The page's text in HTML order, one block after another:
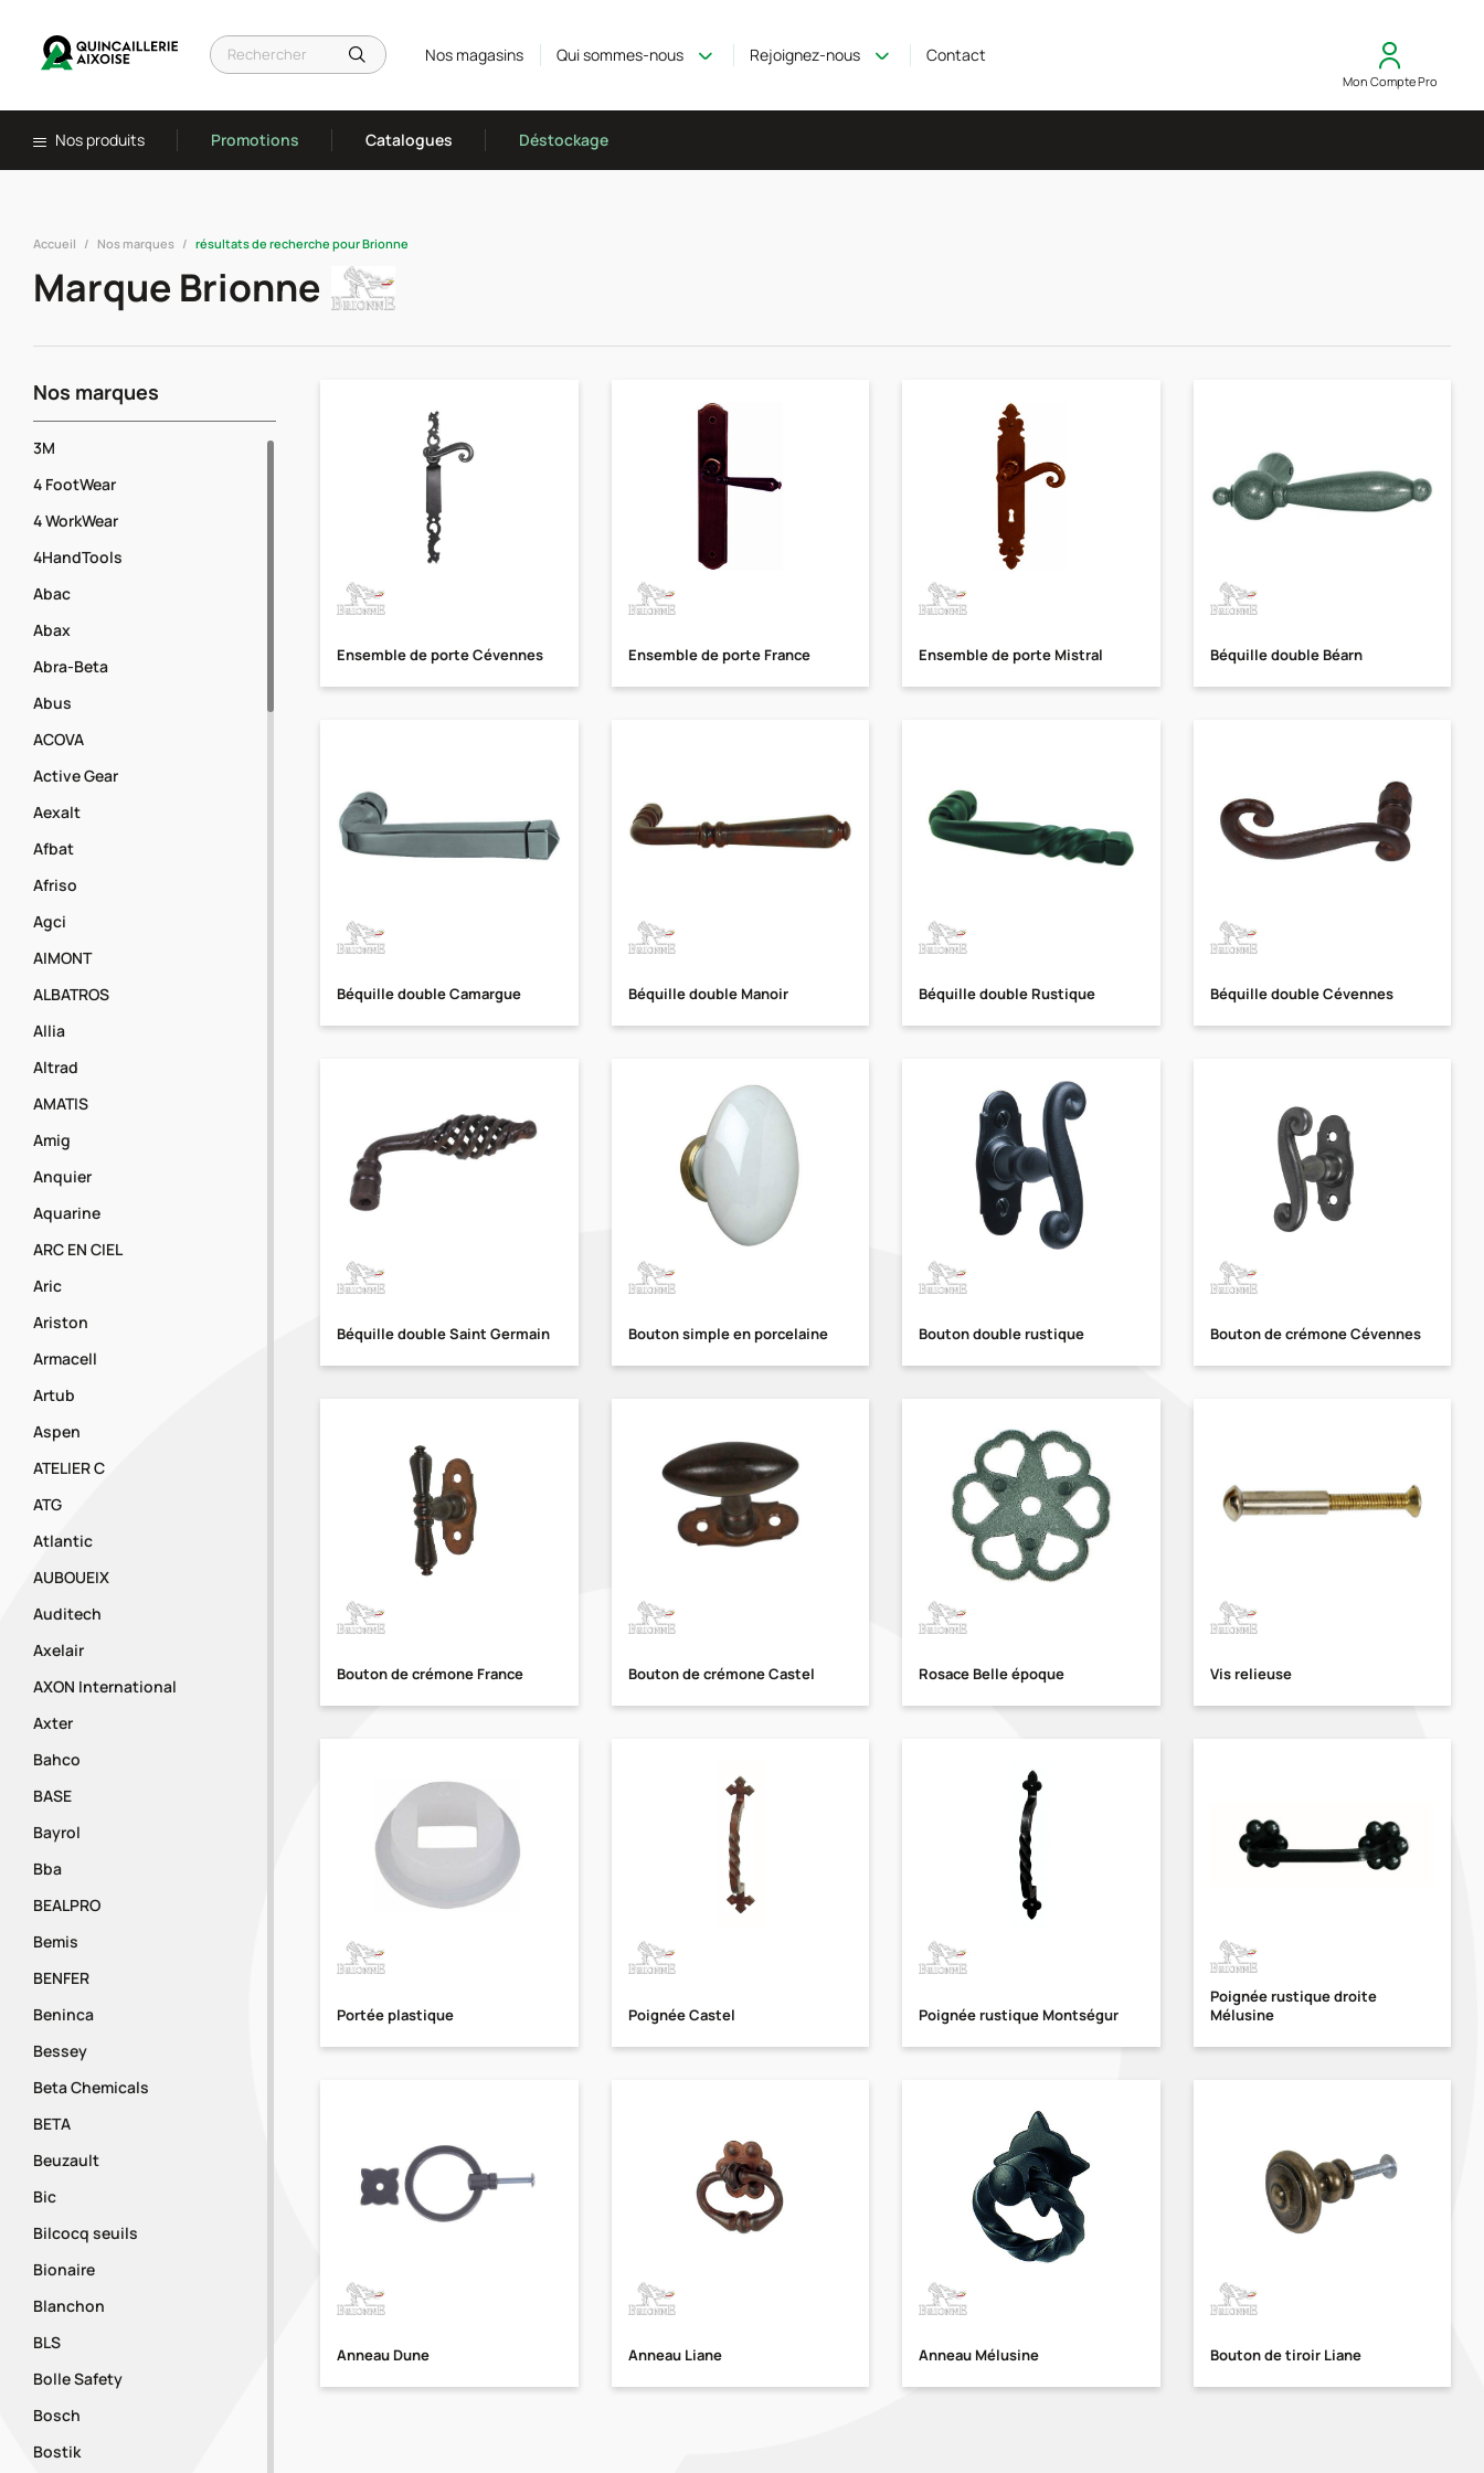
Nos magasins Qui sommes-nous Rejoignez-nous Contact
Mon Compte Pro
Nos produits Promotions Catalogues Déstockage
Accueil Nos marques résultats de recherche pour Brionne
Marque Brionne
Nos marques
3M
4 FootWear
4 WorkWear
4HandTools
Abac
Abax
Abra-Beta
Abus
ACOVA
Active Gear
Aexalt
Afbat
Afriso
Agci
AIMONT
ALBATROS
Allia
Altrad
AMATIS
Amig
Anquier
Aquarine
ARC EN CIEL
Aric
Ariston
Armacell
Artub
Aspen
ATELIER C
ATG
Atlantic
AUBOUEIX
Auditech
Axelair
AXON International
Axter
Bahco
BASE
Bayrol
Bba
BEALPRO
Bemis
BENFER
Beninca
Bessey
Beta Chemicals
BETA
Beuzault
Bic
Bilcocq seuils
Bionaire
Blanchon
BLS
Bolle Safety
Bosch
Bostik
Ensemble de porte Cévennes Ensemble de porte France Ensemble de porte Mistral Béquille double Béarn
Béquille double Camargue Béquille double Manoir Béquille double Rustique Béquille double Cévennes
Béquille double Saint Germain Bouton simple en porcelaine Bouton double rustique Bouton de crémone Cévennes
Bouton de crémone France Bouton de crémone Castel Rosace Belle époque Vis relieuse
Portée plastique Poignée Castel Poignée rustique Montségur
Poignée rustique droite
Mélusine
Anneau Dune Anneau Liane Anneau Mélusine Bouton de tiroir Liane